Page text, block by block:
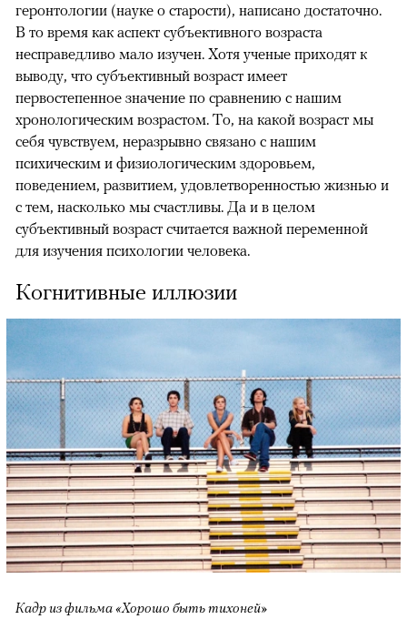
геронтологии (науке о старости), написано достаточно.
В то время как аспект субъективного возраста
несправедливо мало изучен. Хотя ученые приходят к
выводу, что субъективный возраст имеет
первостепенное значение по сравнению с нашим
хронологическим возрастом. То, на какой возраст мы
себя чувствуем, неразрывно связано с нашим
психическим и физиологическим здоровьем,
поведением, развитием, удовлетворенностью жизнью и
с тем, насколько мы счастливы. Да и в целом
субъективный возраст считается важной переменной
для изучения психологии человека.
Когнитивные иллюзии
Кадр из фильма «Хорошо быть тихоней»